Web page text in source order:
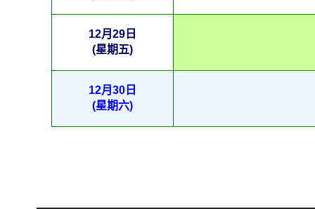
12月29日
(星期五)
12月30日
(星期六)